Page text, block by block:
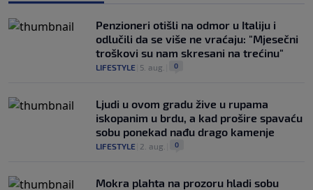
Penzioneri otišli na odmor u Italiju i
odlučili da se više ne vraćaju: "Mjesečni
troškovi su nam skresani na trećinu"
LIFESTYLE 5. aug. 0
Ljudi u ovom gradu žive u rupama
iskopanim u brdu, a kad prošire spavaću
sobu ponekad nađu drago kamenje
LIFESTYLE 2. aug. 0
Mokra plahta na prozoru hladi sobu